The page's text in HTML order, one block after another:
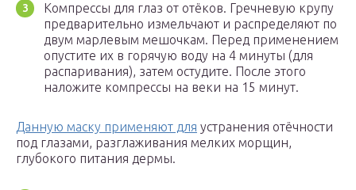
Компрессы для глаз от отёков. Гречневую крупу
предварительно измельчают и распределяют по
двум марлевым мешочкам. Перед применением
опустите их в горячую воду на 4 минуты (для
распаривания), затем остудите. После этого
наложите компрессы на веки на 15 минут.
Данную маску применяют для устранения отёчности
под глазами, разглаживания мелких морщин,
глубокого питания дермы.